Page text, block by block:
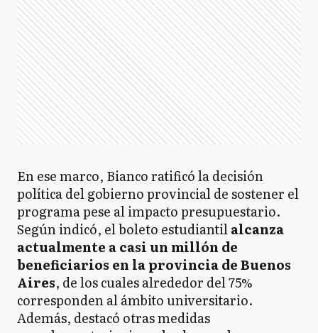
En ese marco, Bianco ratificó la decisión
política del gobierno provincial de sostener el
programa pese al impacto presupuestario.
Según indicó, el boleto estudiantilalcanza
actualmente a casi un millón de
beneficiarios en la provincia de Buenos
Aires, de los cuales alrededor del 75%
corresponden al ámbito universitario.
Además, destacó otras medidas